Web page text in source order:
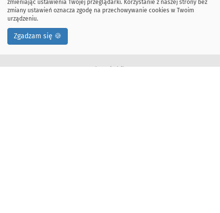
zmieniając ustawienia Twojej przeglądarki. Korzystanie z naszej strony bez
zmiany ustawień oznacza zgodę na przechowywanie cookies w Twoim
urządzeniu.
Zgadzam się 🍪